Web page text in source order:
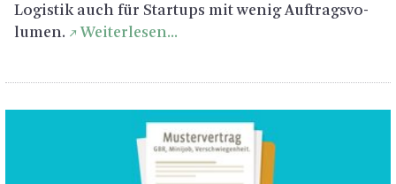
Lo­gis­tik auch für Star­tups mit wenig Auf­trags­vo­
lu­men.
Wei­ter­le­sen...